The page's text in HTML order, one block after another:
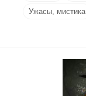
Ужасы, мистика